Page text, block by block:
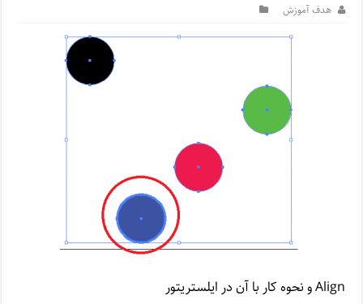
هدف آموزش
Align و نحوه کار با آن در ایلستریتور